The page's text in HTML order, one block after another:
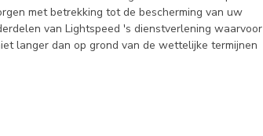
met betrekking tot de bescherming van uw
van Lightspeed 's dienstverlening waarvoor
langer dan op grond van de wettelijke termijnen